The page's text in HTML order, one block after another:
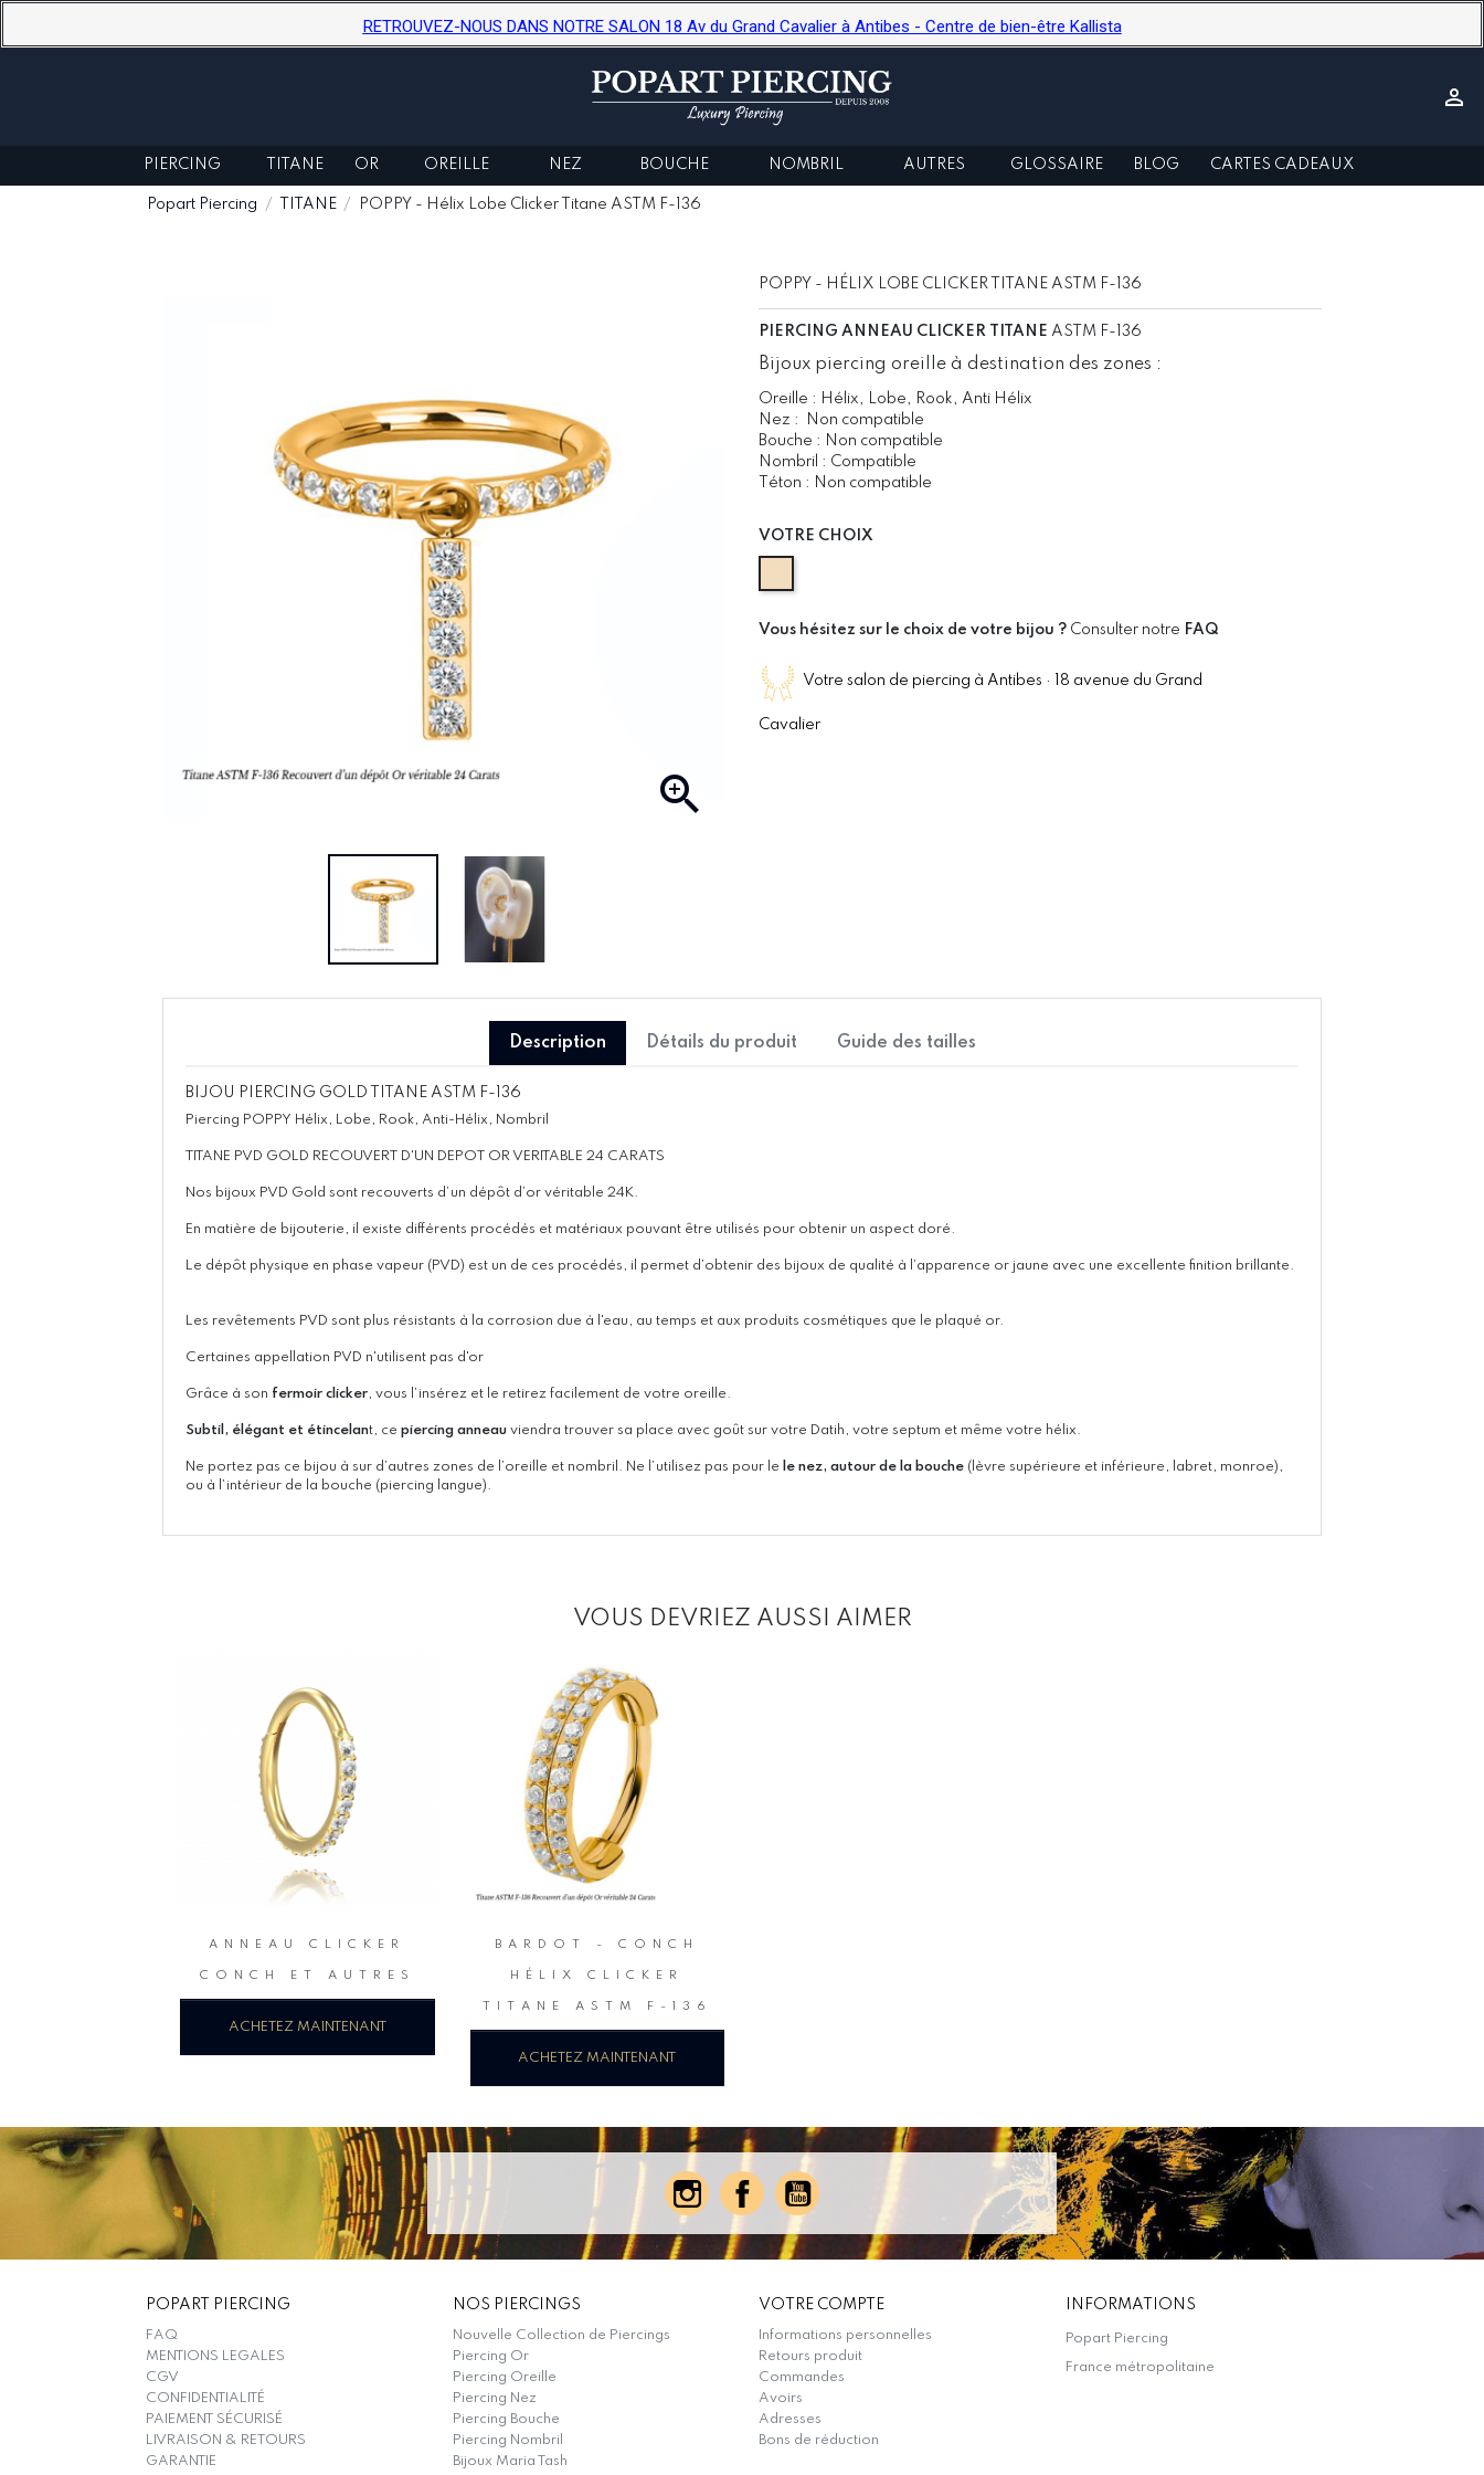
RETROUVEZ-NOUS DANS NOTRE SALON 18 Av du Grand Cavalier à Antibes - Centre de bien-être Kallista

PIERCING TITANE OR OREILLE NEZ BOUCHE NOMBRIL AUTRES GLOSSAIRE BLOG CARTES CADEAUX
Popart Piercing TITANE POPPY - Hélix Lobe Clicker Titane ASTM F-136

POPPY - HÉLIX LOBE CLICKER TITANE ASTM F-136
PIERCING ANNEAU CLICKER TITANE ASTM F-136
Bijoux piercing oreille à destination des zones :
Oreille : Hélix, Lobe, Rook, Anti Hélix
Nez : Non compatible
Bouche : Non compatible
Nombril : Compatible
Téton : Non compatible
VOTRE CHOIX
ASTM F-136 GOLD
Vous hésitez sur le choix de votre bijou ? Consulter notre FAQ
Votre salon de piercing à Antibes · 18 avenue du Grand
Cavalier
Description Détails du produit Guide des tailles
BIJOU PIERCING GOLD TITANE ASTM F-136
Piercing POPPY Hélix, Lobe, Rook, Anti-Hélix, Nombril
TITANE PVD GOLD RECOUVERT D'UN DEPOT OR VERITABLE 24 CARATS
Nos bijoux PVD Gold sont recouverts d’un dépôt d’or véritable 24K.
En matière de bijouterie, il existe différents procédés et matériaux pouvant être utilisés pour obtenir un aspect doré.
Le dépôt physique en phase vapeur (PVD) est un de ces procédés, il permet d’obtenir des bijoux de qualité à l’apparence or jaune avec une excellente finition brillante.
Les revêtements PVD sont plus résistants à la corrosion due à l'eau, au temps et aux produits cosmétiques que le plaqué or.
Certaines appellation PVD n'utilisent pas d'or
Grâce à son fermoir clicker, vous l’insérez et le retirez facilement de votre oreille.
Subtil, élégant et étincelant, ce piercing anneau viendra trouver sa place avec goût sur votre Datih, votre septum et même votre hélix.
Ne portez pas ce bijou à sur d’autres zones de l’oreille et nombril. Ne l’utilisez pas pour le le nez, autour de la bouche (lèvre supérieure et inférieure, labret, monroe),
ou à l’intérieur de la bouche (piercing langue).
VOUS DEVRIEZ AUSSI AIMER
ANNEAU CLICKER
CONCH ET AUTRES
ACHETEZ MAINTENANT
BARDOT - CONCH
HÉLIX CLICKER
TITANE ASTM F-136
ACHETEZ MAINTENANT
POPART PIERCING
FAQ
MENTIONS LEGALES
CGV
CONFIDENTIALITÉ
PAIEMENT SÉCURISÉ
LIVRAISON & RETOURS
GARANTIE
NOS PIERCINGS
Nouvelle Collection de Piercings
Piercing Or
Piercing Oreille
Piercing Nez
Piercing Bouche
Piercing Nombril
Bijoux Maria Tash
VOTRE COMPTE
Informations personnelles
Retours produit
Commandes
Avoirs
Adresses
Bons de réduction
INFORMATIONS
Popart Piercing
France métropolitaine